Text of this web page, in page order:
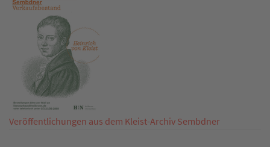
Veröffentlichungen aus dem Kleist-Archiv Sembdner